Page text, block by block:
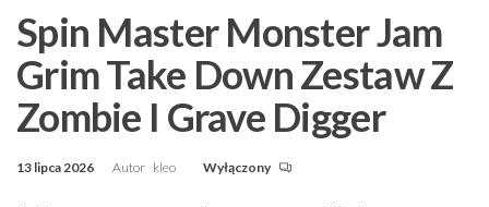
Spin Master Monster Jam
Grim Take Down Zestaw Z
Zombie I Grave Digger
13 lipca 2026 Autor kleo Wyłączony